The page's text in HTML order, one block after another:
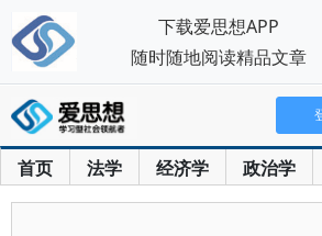
首页 法学 经济学 政治学
下载爱思想APP
随时随地阅读精品文章